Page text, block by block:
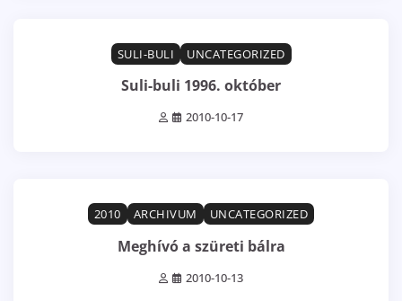
SULI-BULI
UNCATEGORIZED
Suli-buli 1996. október
2010-10-17
2010
ARCHIVUM UNCATEGORIZED
Meghívó a szüreti bálra
2010-10-13